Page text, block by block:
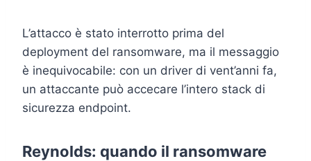
L’attacco è stato interrotto prima del
deployment del ransomware, ma il messaggio
è inequivocabile: con un driver di vent’anni fa,
un attaccante può accecare l’intero stack di
sicurezza endpoint.
Reynolds: quando il ransomware